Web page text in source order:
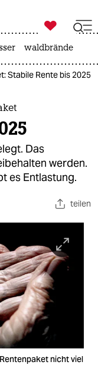

taz zahl ich
waldbrände
Stabile Rente bis 2025
Das
werden.
es Entlastung.
teilen
nicht viel